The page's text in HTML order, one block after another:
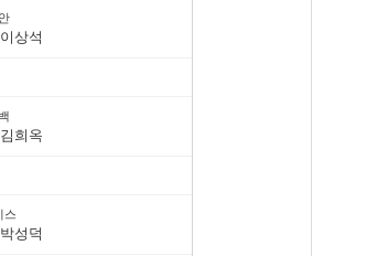
상석
희옥
스
성덕